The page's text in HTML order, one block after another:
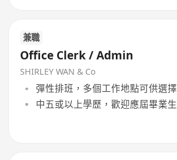
兼職
Office Clerk / Admin
SHIRLEY WAN & Co
彈性排班，多個工作地點可供選擇
中五或以上學歷，歡迎應屆畢業生